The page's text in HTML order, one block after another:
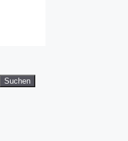
Suchen